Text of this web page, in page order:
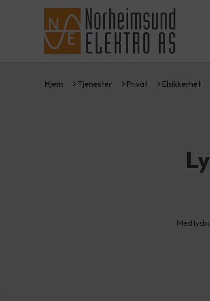
Hjem Tjenester Privat Elsikkerhet
Med